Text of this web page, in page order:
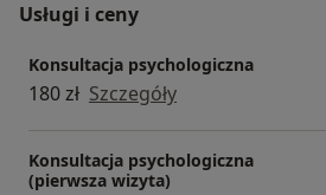
Usługi i ceny
Konsultacja psychologiczna
180 zł Szczegóły
Konsultacja psychologiczna
(pierwsza wizyta)